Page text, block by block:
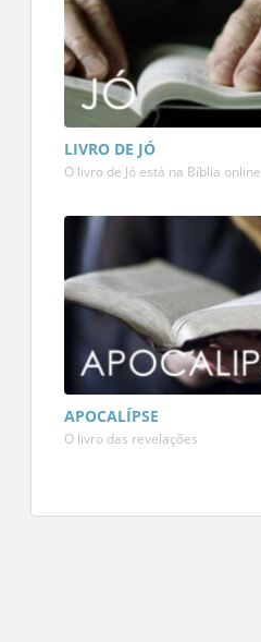
LIVRO DE JÓ
O livro de Jó está na Bíblia online
APOCALÍPSE
O livro das revelações